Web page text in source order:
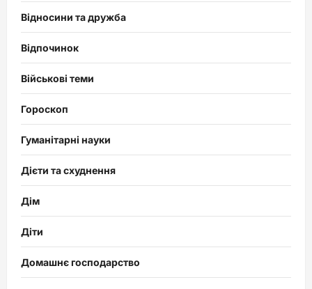
Відносини та дружба
Відпочинок
Військові теми
Гороскоп
Гуманітарні науки
Дієти та схуднення
Дім
Діти
Домашнє господарство